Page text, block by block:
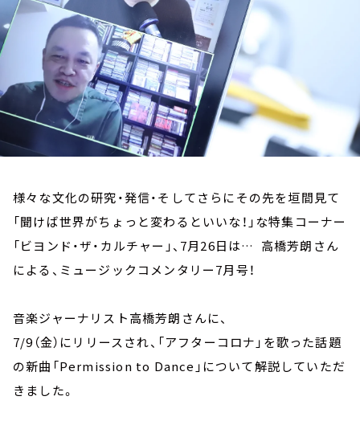
様々な文化の研究・発信・そしてさらにその先を垣間見て
「聞けば世界がちょっと変わるといいな！」な特集コーナー
「ビヨンド・ザ・カルチャー」、7月26日は… 高橋芳朗さん
による、ミュージックコメンタリー7月号！
音楽ジャーナリスト高橋芳朗さんに、
7/9（金）にリリースされ、「アフターコロナ」を歌った話題
の新曲「Permission to Dance」について解説していただ
きました。